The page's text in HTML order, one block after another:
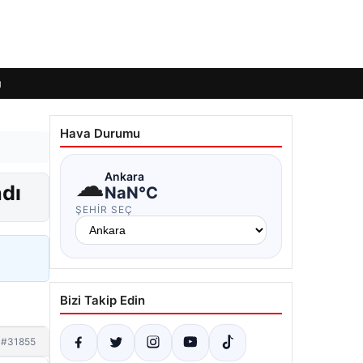
#31855
Hava Durumu
☁Ankara
NaN°C
ŞEHIR SEÇ
Bizi Takip Edin